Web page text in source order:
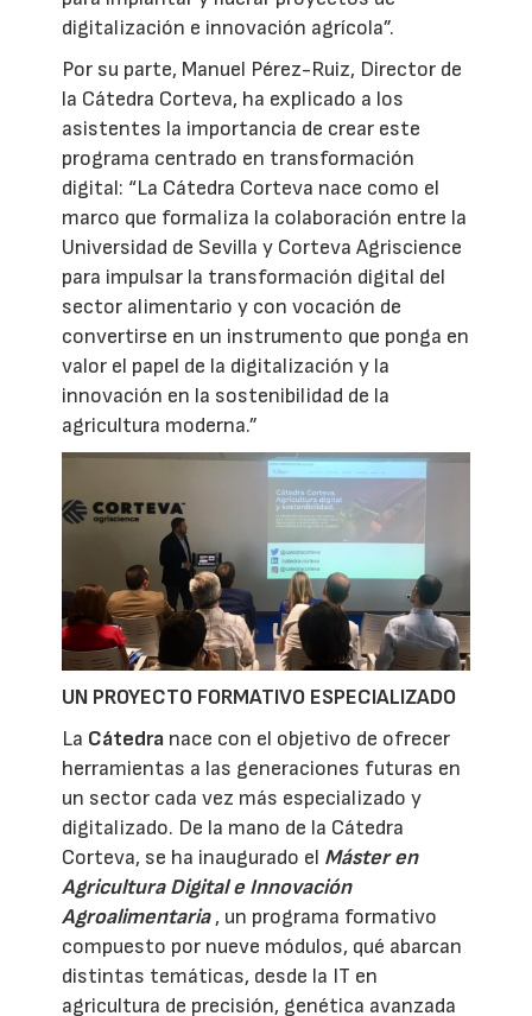
digitalización e innovación agrícola”.
Por su parte, Manuel Pérez-Ruiz, Director de
la Cátedra Corteva, ha explicado a los
asistentes la importancia de crear este
programa centrado en transformación
digital: “La Cátedra Corteva nace como el
marco que formaliza la colaboración entre la
Universidad de Sevilla y Corteva Agriscience
para impulsar la transformación digital del
sector alimentario y con vocación de
convertirse en un instrumento que ponga en
valor el papel de la digitalización y la
innovación en la sostenibilidad de la
agricultura moderna.”
UN PROYECTO FORMATIVO ESPECIALIZADO
La Cátedra nace con el objetivo de ofrecer
herramientas a las generaciones futuras en
un sector cada vez más especializado y
digitalizado. De la mano de la Cátedra
Corteva, se ha inaugurado el Máster en
Agricultura Digital e Innovación
Agroalimentaria, un programa formativo
compuesto por nueve módulos, qué abarcan
distintas temáticas, desde la IT en
agricultura de precisión, genética avanzada